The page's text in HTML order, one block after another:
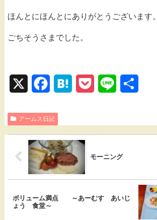
ほんとにほんとにありがとうございます。
ごちそうさまでした。
c
e
b
o
e
n
a
k
e
e
アームス日記
モーニング
ボリューム満点 ～あーむす あいじ
ょう 食堂～